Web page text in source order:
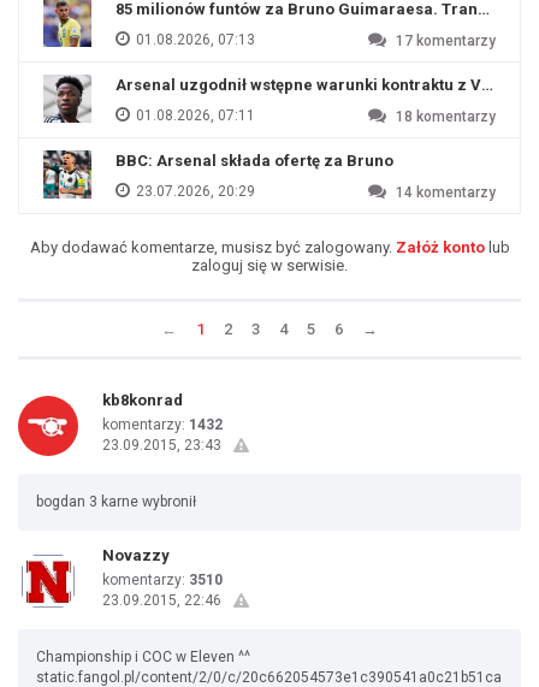
85 milionów funtów za Bruno Guimaraesa. Transfer
01.08.2026, 07:13 17 komentarzy
Arsenal uzgodnił wstępne warunki kontraktu z
01.08.2026, 07:11 18 komentarzy
BBC: Arsenal składa ofertę za Bruno
23.07.2026, 20:29 14 komentarzy
Aby dodawać komentarze, musisz być zalogowany. Załóż kontolub
zaloguj się w serwisie.
← 1 2 3 4 5 6 →
kb8konrad
komentarzy: 1432
23.09.2015, 23:43
bogdan 3 karne wybronił
Novazzy
komentarzy: 3510
23.09.2015, 22:46
Championship i COC w Eleven ^^
static.fangol.pl/content/2/0/c/20c662054573e1c390541a0c21b51ca